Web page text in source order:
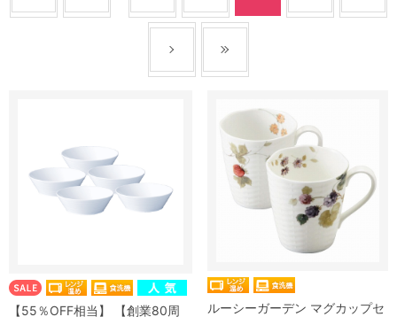
【55％OFF相当】 【創業80周
ルーシーガーデン マグカップセ